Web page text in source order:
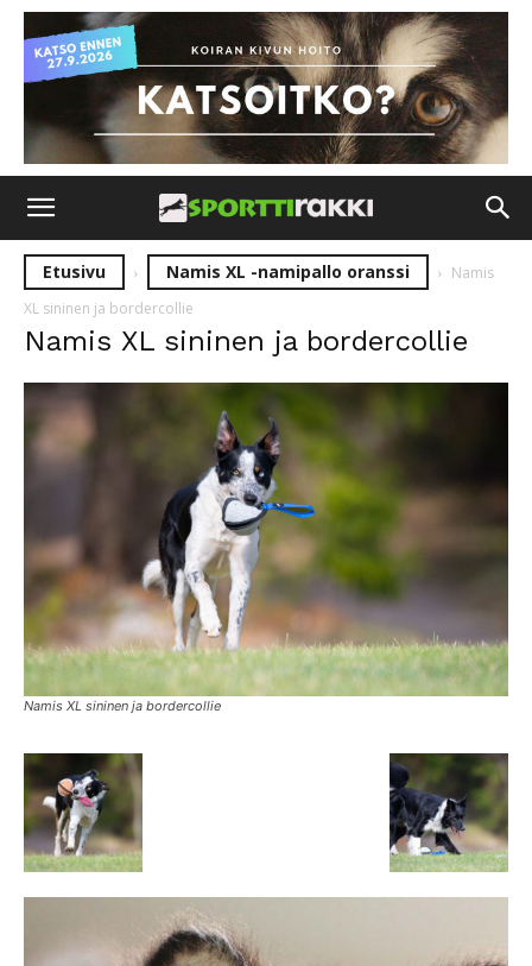
Etusivu Namis XL -namipallo oranssi
Namis
XL sininen ja bordercollie
Namis XL sininen ja bordercollie
Namis XL sininen ja bordercollie